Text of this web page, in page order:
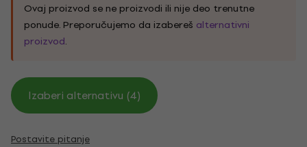
Ovaj proizvod se ne proizvodi ili nije deo trenutne
ponude. Preporučujemo da izabereš alternativni
proizvod.
Izaberi alternativu (4)
Postavite pitanje